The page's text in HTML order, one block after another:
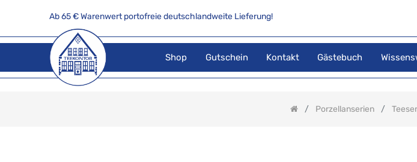
Ab 65 € Warenwert portofreie deutschlandweite Lieferung!
Shop Gutschein Kontakt Gästebuch
Porzellanserien